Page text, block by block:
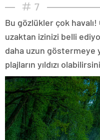
7
Bu gözlükler çok
uzaktan izinizi belli
daha uzun göstermeye
plajların yıldızı